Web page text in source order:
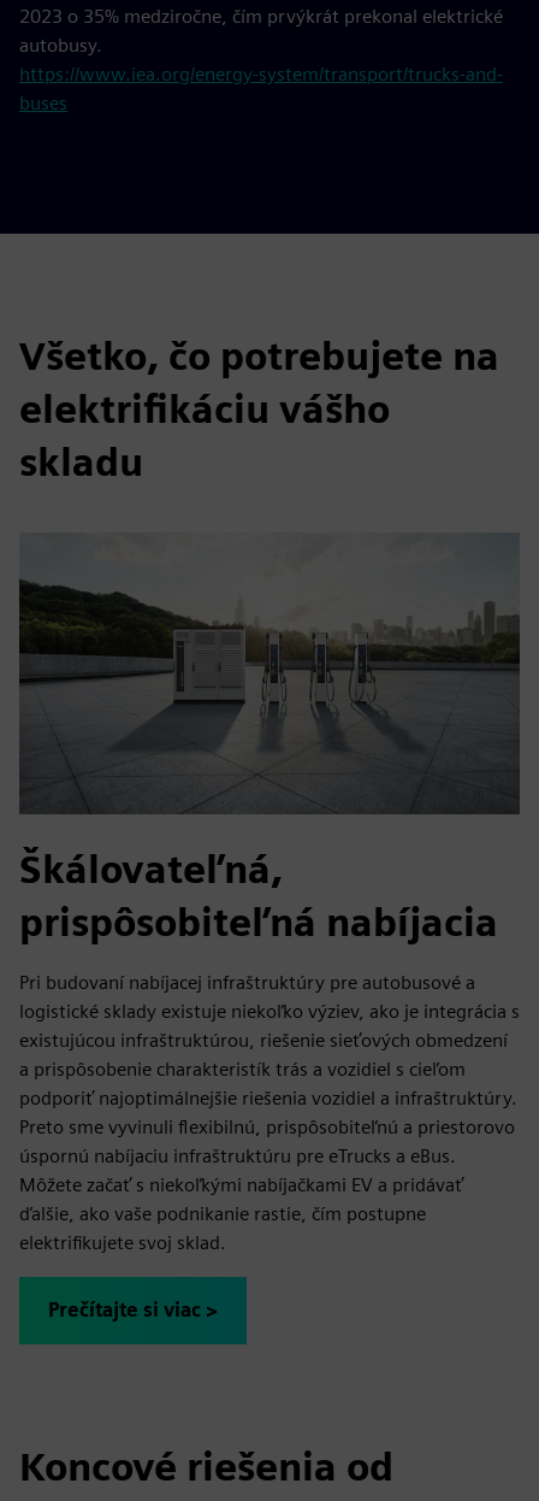
2023 o 35% medziročne, čím prvýkrát prekonal elektrické
autobusy.
https://www.iea.org/energy-system/transport/trucks-and-
buses
Všetko, čo potrebujete na
elektrifikáciu vášho
skladu
Škálovateľná,
prispôsobiteľná nabíjacia
Pri budovaní nabíjacej infraštruktúry pre autobusové a
logistické sklady existuje niekoľko výziev, ako je integrácia s
existujúcou infraštruktúrou, riešenie sieťových obmedzení
a prispôsobenie charakteristík trás a vozidiel s cieľom
podporiť najoptimálnejšie riešenia vozidiel a infraštruktúry.
Preto sme vyvinuli flexibilnú, prispôsobiteľnú a priestorovo
úspornú nabíjaciu infraštruktúru pre eTrucks a eBus.
Môžete začať s niekoľkými nabíjačkami EV a pridávať
ďalšie, ako vaše podnikanie rastie, čím postupne
elektrifikujete svoj sklad.
Prečítajte si viac >
Koncové riešenia od